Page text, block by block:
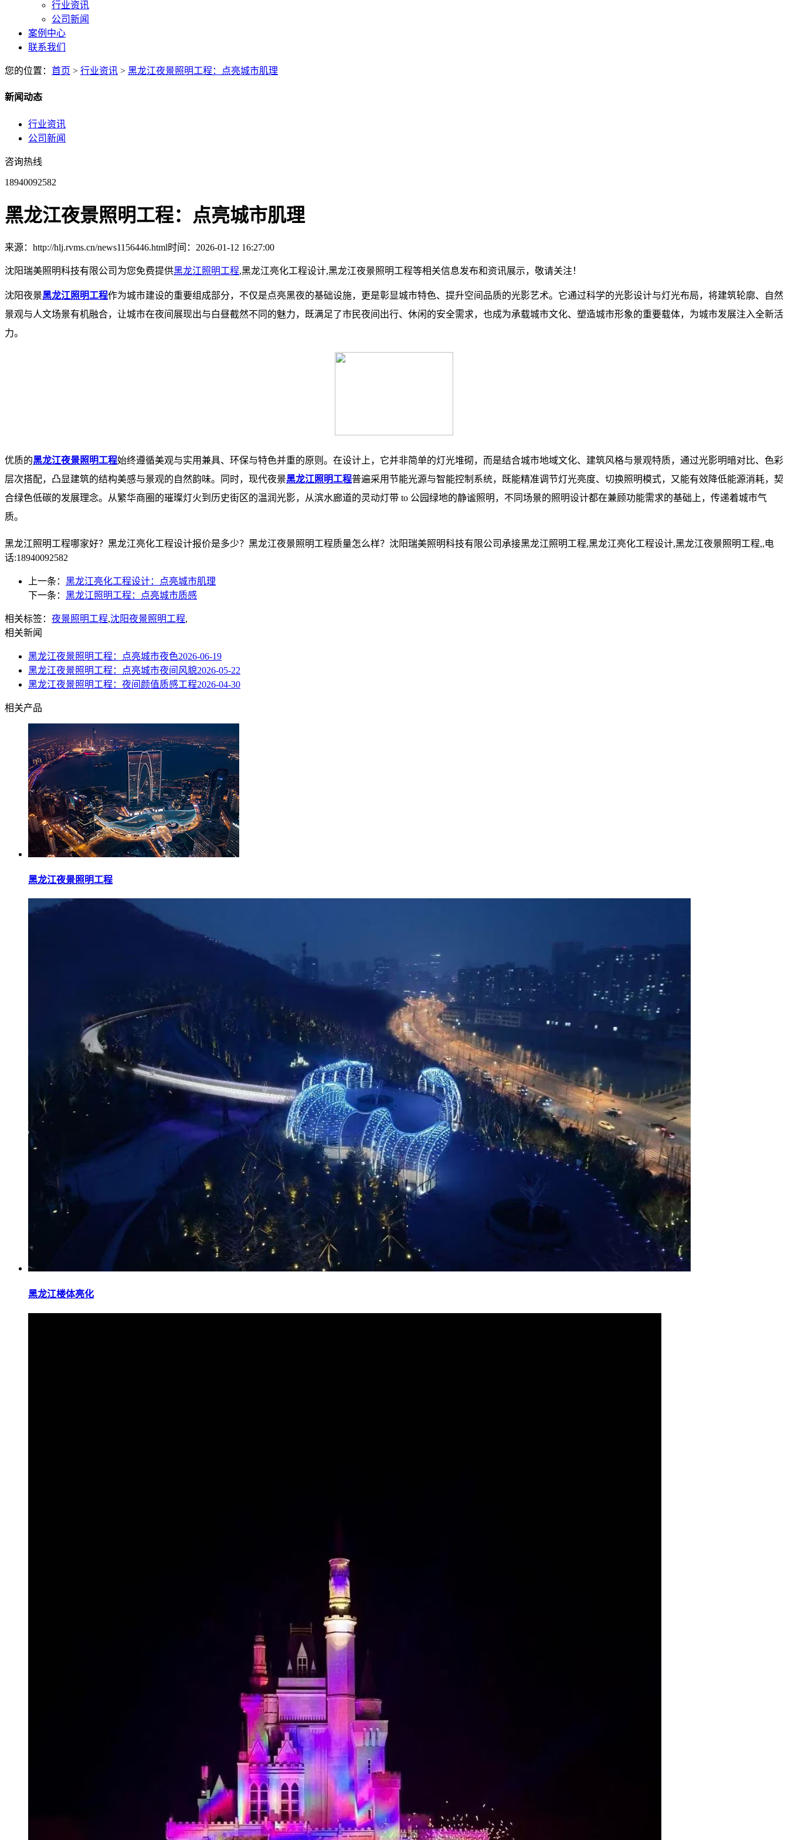
行业资讯
公司新闻
案例中心
联系我们
您的位置： 首页 > 行业资讯 > 黑龙江夜景照明工程：点亮城市肌理
新闻动态
行业资讯
公司新闻
咨询热线
18940092582
黑龙江夜景照明工程：点亮城市肌理
来源：http://hlj.rvms.cn/news1156446.html时间：2026-01-12 16:27:00
沈阳瑞美照明科技有限公司为您免费提供黑龙江照明工程,黑龙江亮化工程设计,黑龙江夜景照明工程等相关信息发布和资讯展示，敬请关注！
沈阳夜景黑龙江照明工程作为城市建设的重要组成部分，不仅是点亮黑夜的基础设施，更是彰显城市特色、提升空间品质的光影艺术。它通过科学的光影设计与灯光布局，将建筑轮廓、自然
景观与人文场景有机融合，让城市在夜间展现出与白昼截然不同的魅力，既满足了市民夜间出行、休闲的安全需求，也成为承载城市文化、塑造城市形象的重要载体，为城市发展注入全新活
力。
优质的黑龙江夜景照明工程始终遵循美观与实用兼具、环保与特色并重的原则。在设计上，它并非简单的灯光堆砌，而是结合城市地域文化、建筑风格与景观特质，通过光影明暗对比、色彩
层次搭配，凸显建筑的结构美感与景观的自然韵味。同时，现代夜景黑龙江照明工程普遍采用节能光源与智能控制系统，既能精准调节灯光亮度、切换照明模式，又能有效降低能源消耗，契
合绿色低碳的发展理念。从繁华商圈的璀璨灯火到历史街区的温润光影，从滨水廊道的灵动灯带 to 公园绿地的静谧照明，不同场景的照明设计都在兼顾功能需求的基础上，传递着城市气
质。
黑龙江照明工程哪家好？黑龙江亮化工程设计报价是多少？黑龙江夜景照明工程质量怎么样？沈阳瑞美照明科技有限公司承接黑龙江照明工程,黑龙江亮化工程设计,黑龙江夜景照明工程,,电
话:18940092582
上一条： 黑龙江亮化工程设计：点亮城市肌理
下一条： 黑龙江照明工程：点亮城市质感
相关标签： 夜景照明工程,沈阳夜景照明工程,
相关新闻
黑龙江夜景照明工程：点亮城市夜色2026-06-19
黑龙江夜景照明工程：点亮城市夜间风貌2026-05-22
黑龙江夜景照明工程：夜间颜值质感工程2026-04-30
相关产品
黑龙江夜景照明工程
黑龙江楼体亮化